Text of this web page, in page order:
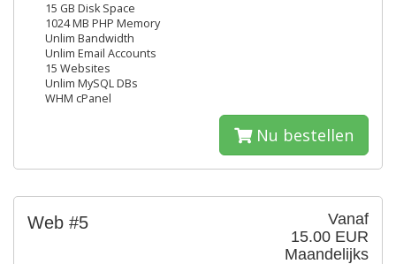
15 GB Disk Space
1024 MB PHP Memory
Unlim Bandwidth
Unlim Email Accounts
15 Websites
Unlim MySQL DBs
WHM cPanel
Nu bestellen
Vanaf
15.00 EUR
Maandelijks
Web #5